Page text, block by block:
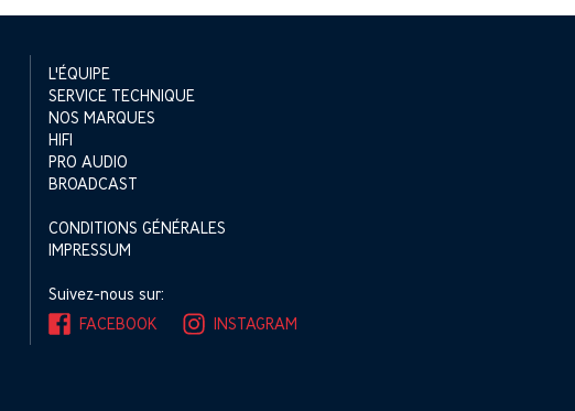
L'ÉQUIPE
SERVICE TECHNIQUE
NOS MARQUES
HIFI
PRO AUDIO
BROADCAST
CONDITIONS GÉNÉRALES
IMPRESSUM
Suivez-nous sur:
FACEBOOK
INSTAGRAM